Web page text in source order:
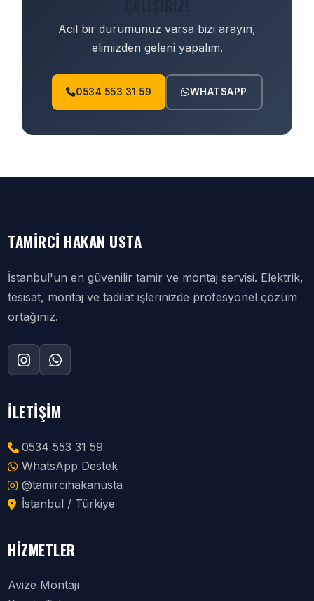
Acil bir durumunuz varsa bizi arayın,
elimizden geleni yapalım.
0534 553 31 59 WHATSAPP
TAMIRCI HAKAN USTA
İstanbul'un en güvenilir tamir ve montaj servisi. Elektrik,
tesisat, montaj ve tadilat işlerinizde profesyonel çözüm
ortağınız.
İLETIŞIM
0534 553 31 59
WhatsApp Destek
@tamircihakanusta
İstanbul / Türkiye
HIZMETLER
Avize Montajı